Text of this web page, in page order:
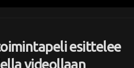
esittelee
videollaan